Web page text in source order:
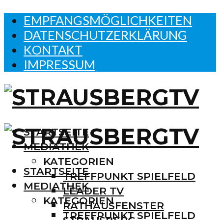
EMPFANGSMÖGLICHKEITEN
DATENSCHUTZERKLÄRUNG
KONTAKT
IMPRESSUM
STARTSEITE
MEDIATHEK
KATEGORIEN
TREFFPUNKT SPIELFELD
LEADER TV
RATHAUSFENSTER
STARTSEITE
MEDIATHEK
KATEGORIEN
TREFFPUNKT SPIELFELD